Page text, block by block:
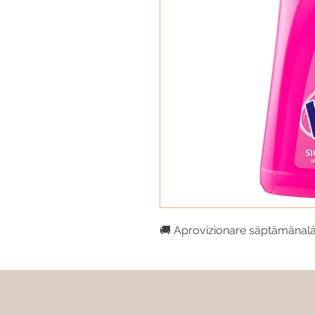
🚚 Aprovizionare săptămânală